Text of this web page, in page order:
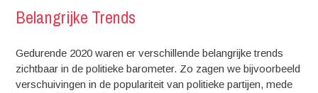
Belangrijke Trends
Gedurende 2020 waren er verschillende belangrijke trends
zichtbaar in de politieke barometer. Zo zagen we bijvoorbeeld
verschuivingen in de populariteit van politieke partijen, mede